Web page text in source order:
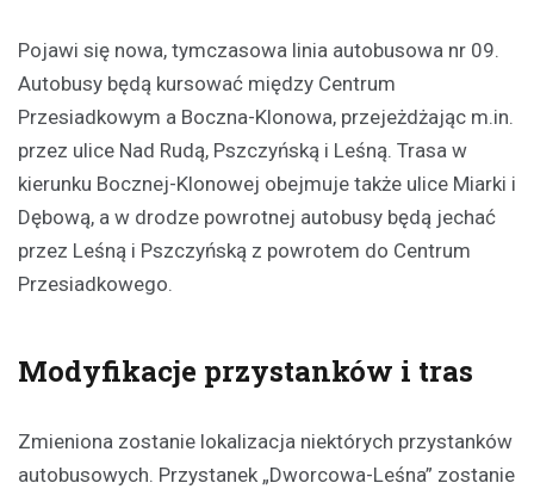
Pojawi się nowa, tymczasowa linia autobusowa nr 09.
Autobusy będą kursować między Centrum
Przesiadkowym a Boczna-Klonowa, przejeżdżając m.in.
przez ulice Nad Rudą, Pszczyńską i Leśną. Trasa w
kierunku Bocznej-Klonowej obejmuje także ulice Miarki i
Dębową, a w drodze powrotnej autobusy będą jechać
przez Leśną i Pszczyńską z powrotem do Centrum
Przesiadkowego.
Modyfikacje przystanków i tras
Zmieniona zostanie lokalizacja niektórych przystanków
autobusowych. Przystanek „Dworcowa-Leśna” zostanie